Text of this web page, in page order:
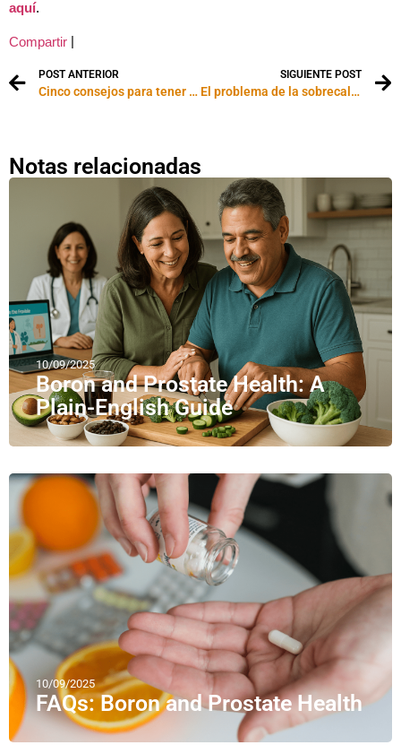
aquí.
Compartir
POST ANTERIOR
Cinco consejos para tener éxito en su trabajo
SIGUIENTE POST
El problema de la sobrecalificación laboral
Notas relacionadas
10/09/2025
Boron and Prostate Health: A
Plain-English Guide
10/09/2025
FAQs: Boron and Prostate Health